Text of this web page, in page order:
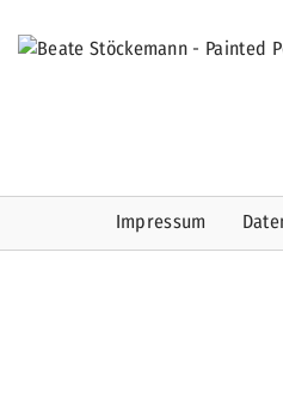
Impressum